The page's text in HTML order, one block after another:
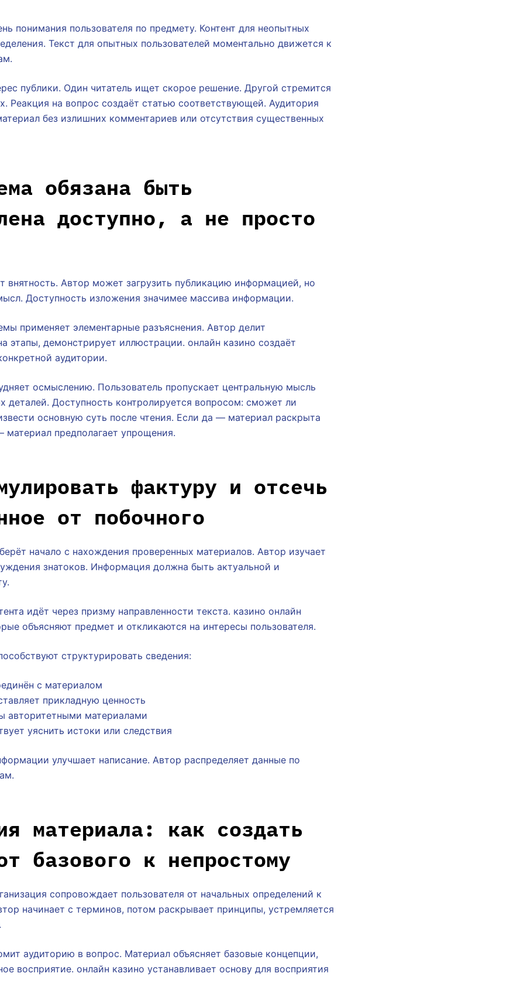
понимания пользователя по предмету. Контент для неопытных
Текст для опытных пользователей моментально движется к
публики. Один читатель ищет скорое решение. Другой стремится
Реакция на вопрос создаёт статью соответствующей. Аудитория
без излишних комментариев или отсутствия существенных
обязана быть
доступно, а не просто
внятность. Автор может загрузить публикацию информацией, но
Доступность изложения значимее массива информации.
применяет элементарные разъяснения. Автор делит
этапы, демонстрирует иллюстрации. онлайн казино создаёт
аудитории.
осмыслению. Пользователь пропускает центральную мысль
деталей. Доступность контролируется вопросом: сможет ли
основную суть после чтения. Если да — материал раскрыта
материал предполагает упрощения.
фактуру и отсечь
от побочного
начало с нахождения проверенных материалов. Автор изучает
знатоков. Информация должна быть актуальной и
идёт через призму направленности текста. казино онлайн
объясняют предмет и откликаются на интересы пользователя.
структурировать сведения:
с материалом
прикладную ценность
авторитетными материалами
уяснить истоки или следствия
улучшает написание. Автор распределяет данные по
материала: как создать
базового к непростому
сопровождает пользователя от начальных определений к
начинает с терминов, потом раскрывает принципы, устремляется
аудиторию в вопрос. Материал объясняет базовые концепции,
восприятие. онлайн казино устанавливает основу для восприятия